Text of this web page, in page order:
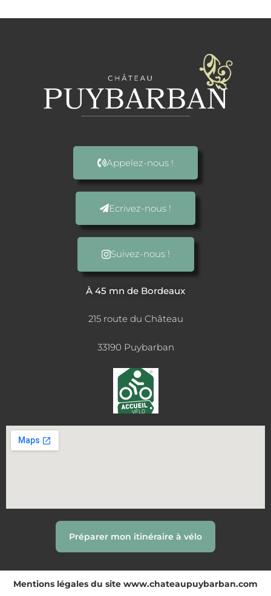
Appelez-nous !
Ecrivez-nous !
Suivez-nous !
À 45 mn de Bordeaux
215 route du Château
33190 Puybarban
Préparer mon itinéraire à vélo
Mentions légales du site www.chateaupuybarban.com